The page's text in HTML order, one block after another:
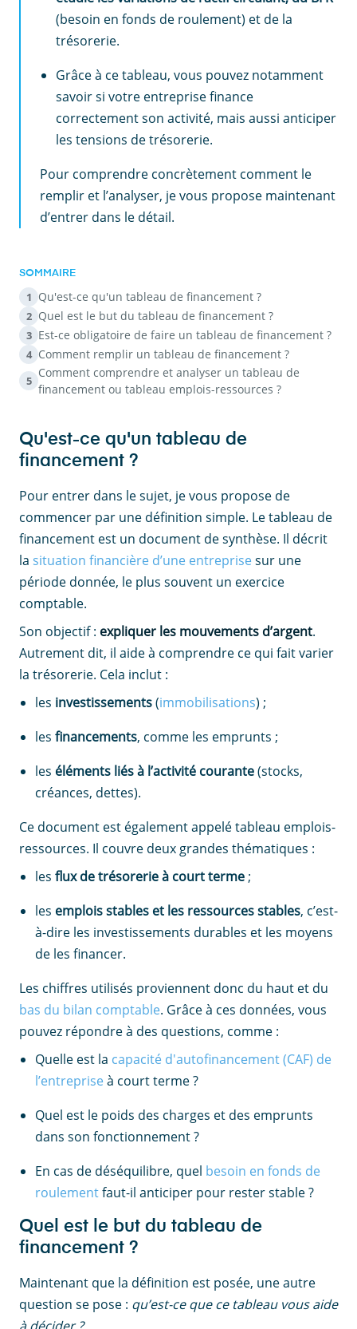
(besoin en fonds de roulement) et de la
trésorerie.
Grâce à ce tableau, vous pouvez notamment
savoir si votre entreprise finance
correctement son activité, mais aussi anticiper
les tensions de trésorerie.
Pour comprendre concrètement comment le
remplir et l’analyser, je vous propose maintenant
d’entrer dans le détail.
SOMMAIRE
1 Qu'est-ce qu'un tableau de financement ?
2 Quel est le but du tableau de financement ?
3 Est-ce obligatoire de faire un tableau de financement ?
4 Comment remplir un tableau de financement ?
5
Comment comprendre et analyser un tableau de
financement ou tableau emplois-ressources ?
Qu'est-ce qu'un tableau de
financement ?
Pour entrer dans le sujet, je vous propose de
commencer par une définition simple. Le tableau de
financement est un document de synthèse. Il décrit
la situation financière d’une entreprisesur une
période donnée, le plus souvent un exercice
comptable.
Son objectif : expliquer les mouvements d’argent.
Autrement dit, il aide à comprendre ce qui fait varier
la trésorerie. Cela inclut :
les investissements(immobilisations) ;
les financements, comme les emprunts ;
les éléments liés à l’activité courante(stocks,
créances, dettes).
Ce document est également appelé tableau emplois-
ressources. Il couvre deux grandes thématiques :
les flux de trésorerie à court terme ;
les emplois stables et les ressources stables, c’est-
à-dire les investissements durables et les moyens
de les financer.
Les chiffres utilisés proviennent donc du haut et du
bas du bilan comptable. Grâce à ces données, vous
pouvez répondre à des questions, comme :
Quelle est la capacité d'autofinancement (CAF) de
l’entrepriseà court terme ?
Quel est le poids des charges et des emprunts
dans son fonctionnement ?
En cas de déséquilibre, quel besoin en fonds de
roulementfaut-il anticiper pour rester stable ?
Quel est le but du tableau de
financement ?
Maintenant que la définition est posée, une autre
question se pose : qu’est-ce que ce tableau vous aide